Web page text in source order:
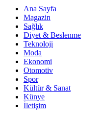
Ana Sayfa
Magazin
Sağlık
Diyet & Beslenme
Teknoloji
Moda
Ekonomi
Otomotiv
Spor
Kültür & Sanat
Künye
İletişim